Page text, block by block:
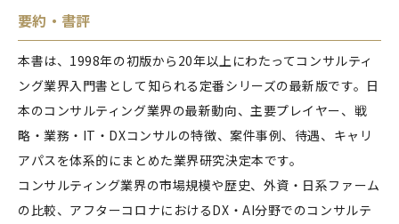
要約・書評
本書は、1998年の初版から20年以上にわたってコンサルティ
ング業界入門書として知られる定番シリーズの最新版です。日
本のコンサルティング業界の最新動向、主要プレイヤー、戦
略・業務・IT・DXコンサルの特徴、案件事例、待遇、キャリ
アパスを体系的にまとめた業界研究決定本です。
コンサルティング業界の市場規模や歴史、外資・日系ファーム
の比較、アフターコロナにおけるDX・AI分野でのコンサルテ